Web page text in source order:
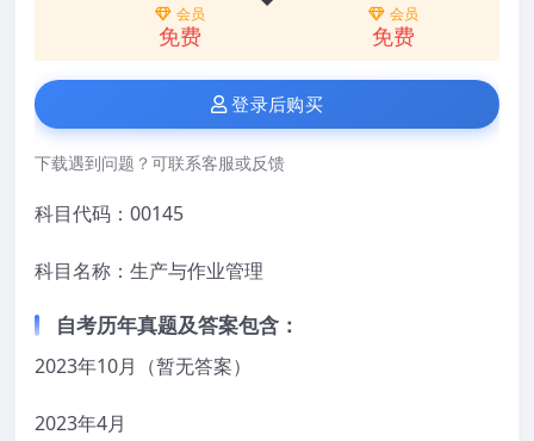
会员
免费
会员
免费
登录后购买
下载遇到问题？可联系客服或反馈
科目代码：00145
科目名称：生产与作业管理
自考历年真题及答案包含：
2023年10月（暂无答案）
2023年4月